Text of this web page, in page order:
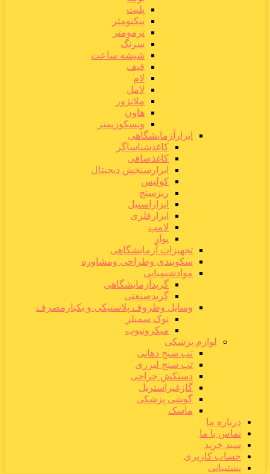
پلیت
پیکنومتر
ترمومتر
سرنگ
شیشه ساعت
قیف
لام
لامل
ملانژور
هاون
ویسکوزیمتر
ابزارآزمایشگاهی
کاغذشناساگر
کاغذصافی
ابزارسنجش دیجیتال
کولیس
ریزسنج
ابزاراستیل
ابزارفلزی
لامپ
پوار
تجهیزات آزمایشگاهی
سکوبندی وطراحی ومشاوره
موادشیمیایی
گریدآزمایشگاهی
گریدصنعتی
وسایل وظروف پلاستیکی و یکبارمصرف
نوک سمپلر
میکروتیوب
لوازم پزشکی
تب سنج دهانی
تب سنج لیزری
دستکش جراحی
گازغیراستریل
گوشی پزشکی
ماسک
درباره ما
تماس با ما
سبد خرید
حساب کاربری
پشتیبانی